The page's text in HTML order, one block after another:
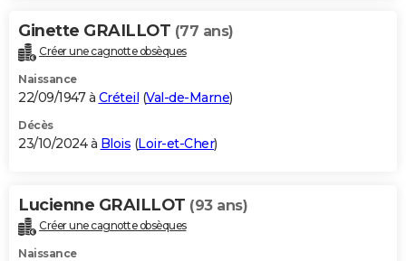
Ginette GRAILLOT (77 ans)
Créer une cagnotte obsèques
Naissance
22/09/1947 à Créteil (Val-de-Marne)
Décès
23/10/2024 à Blois (Loir-et-Cher)
Lucienne GRAILLOT (93 ans)
Créer une cagnotte obsèques
Naissance